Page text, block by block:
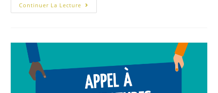
Continuer La Lecture